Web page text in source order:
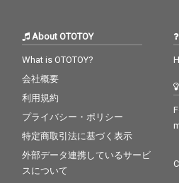
About OTOTOY
What is OTOTOY?
会社概要
利用規約
プライバシー・ポリシー
特定商取引法に基づく表示
外部データ連携しているサービ
スについて